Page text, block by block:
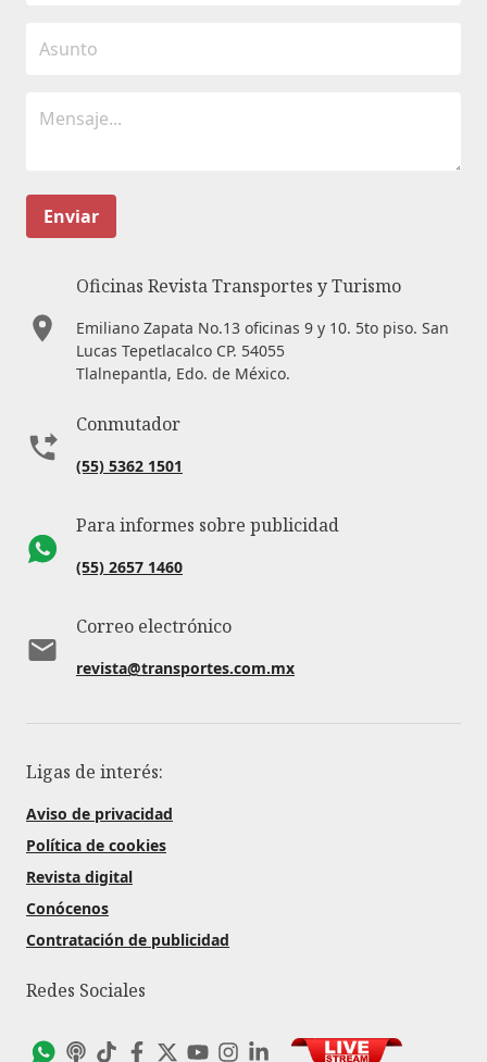
Enviar
Oficinas Revista Transportes y Turismo
Emiliano Zapata No.13 oficinas 9 y 10. 5to piso. San
Lucas Tepetlacalco CP. 54055
Tlalnepantla, Edo. de México.
Conmutador
(55) 5362 1501
Para informes sobre publicidad
(55) 2657 1460
Correo electrónico
revista@transportes.com.mx
Ligas de interés:
Aviso de privacidad
Política de cookies
Revista digital
Conócenos
Contratación de publicidad
Redes Sociales